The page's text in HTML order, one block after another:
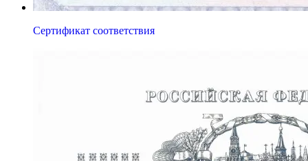
Сертификат соответствия